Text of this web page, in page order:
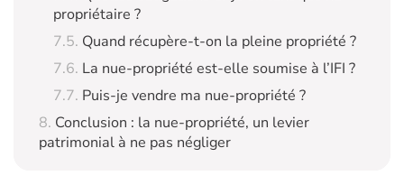
propriétaire ?
Quand récupère-t-on la pleine propriété ?
La nue-propriété est-elle soumise à l’IFI ?
Puis-je vendre ma nue-propriété ?
Conclusion : la nue-propriété, un levier
patrimonial à ne pas négliger